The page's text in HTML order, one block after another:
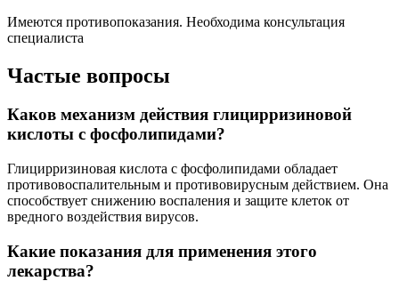
Имеются противопоказания. Необходима консультация
специалиста
Частые вопросы
Каков механизм действия глицирризиновой
кислоты с фосфолипидами?
Глицирризиновая кислота с фосфолипидами обладает
противовоспалительным и противовирусным действием. Она
способствует снижению воспаления и защите клеток от
вредного воздействия вирусов.
Какие показания для применения этого
лекарства?